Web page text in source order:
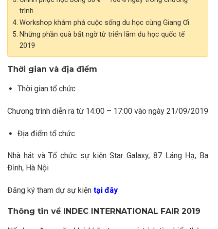
trình
Workshop khám phá cuộc sống du học cùng Giang Ơi
Những phần quà bất ngờ từ triển lãm du học quốc tế
2019
Thời gian và địa điểm
Thời gian tổ chức
Chương trình diễn ra từ 14:00 – 17:00 vào ngày 21/09/2019
Địa điểm tổ chức
Nhà hát và Tổ chức sự kiện Star Galaxy, 87 Láng Hạ, Ba
Đình, Hà Nội
Đăng ký tham dự sự kiện tại đây
Thông tin về INDEC INTERNATIONAL FAIR 2019